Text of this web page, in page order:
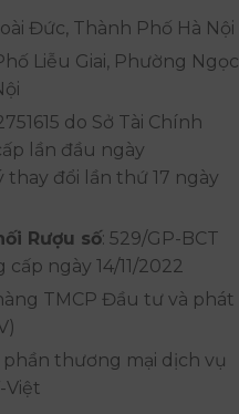
Đức, Thành Phố Hà Nội
Liễu Giai, Phường Ngọc
do Sở Tài Chính
lần đầu ngày
đổi lần thứ 17 ngày
Rượu số: 529/GP-BCT
ngày 14/11/2022
TMCP Đầu tư và phát
phần thương mại dịch vụ
Việt